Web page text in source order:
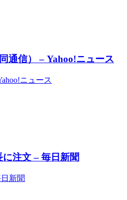
通信） – Yahoo!ニュース
ニュース
注文 – 毎日新聞
新聞